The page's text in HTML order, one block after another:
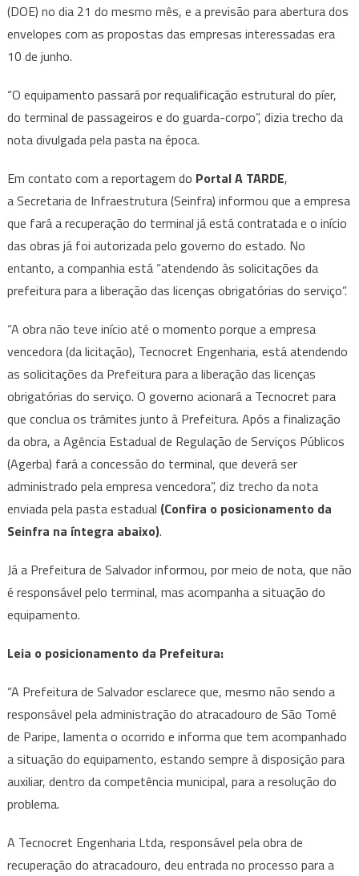
(DOE) no dia 21 do mesmo mês, e a previsão para abertura dos
envelopes com as propostas das empresas interessadas era
10 de junho.
“O equipamento passará por requalificação estrutural do píer,
do terminal de passageiros e do guarda-corpo”, dizia trecho da
nota divulgada pela pasta na época.
Em contato com a reportagem do Portal A TARDE,
a Secretaria de Infraestrutura (Seinfra) informou que a empresa
que fará a recuperação do terminal já está contratada e o início
das obras já foi autorizada pelo governo do estado. No
entanto, a companhia está “atendendo às solicitações da
prefeitura para a liberação das licenças obrigatórias do serviço”.
“A obra não teve início até o momento porque a empresa
vencedora (da licitação), Tecnocret Engenharia, está atendendo
as solicitações da Prefeitura para a liberação das licenças
obrigatórias do serviço. O governo acionará a Tecnocret para
que conclua os trâmites junto à Prefeitura. Após a finalização
da obra, a Agência Estadual de Regulação de Serviços Públicos
(Agerba) fará a concessão do terminal, que deverá ser
administrado pela empresa vencedora”, diz trecho da nota
enviada pela pasta estadual (Confira o posicionamento da
Seinfra na íntegra abaixo).
Já a Prefeitura de Salvador informou, por meio de nota, que não
é responsável pelo terminal, mas acompanha a situação do
equipamento.
Leia o posicionamento da Prefeitura:
“A Prefeitura de Salvador esclarece que, mesmo não sendo a
responsável pela administração do atracadouro de São Tomé
de Paripe, lamenta o ocorrido e informa que tem acompanhado
a situação do equipamento, estando sempre à disposição para
auxiliar, dentro da competência municipal, para a resolução do
problema.
A Tecnocret Engenharia Ltda, responsável pela obra de
recuperação do atracadouro, deu entrada no processo para a